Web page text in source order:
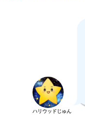
ハリウッドじゅん